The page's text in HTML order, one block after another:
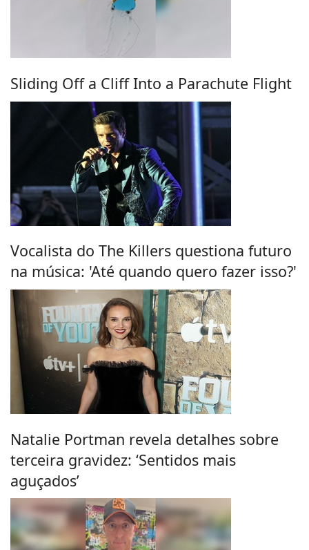
Sliding Off a Cliff Into a Parachute Flight
Vocalista do The Killers questiona futuro
na música: 'Até quando quero fazer isso?'
Natalie Portman revela detalhes sobre
terceira gravidez: ‘Sentidos mais
aguçados’